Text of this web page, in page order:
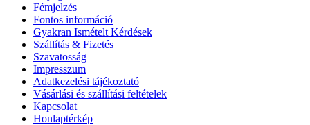
Fémjelzés
Fontos információ
Gyakran Ismételt Kérdések
Szállítás & Fizetés
Szavatosság
Impresszum
Adatkezelési tájékoztató
Vásárlási és szállítási feltételek
Kapcsolat
Honlaptérkép